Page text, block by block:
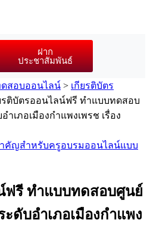
ฝาก
ประชาสัมพันธ์
สอบออนไลน์ > เกียรติบัตร
รติบัตรออนไลน์ฟรี ทำแบบทดสอบ
ำเภอเมืองกำแพงเพรช เรื่อง
คัญสำหรับครูอบรมออนไลน์แบบ
ฟรี ทำแบบทดสอบศูนย์
ะดับอำเภอเมืองกำแพง